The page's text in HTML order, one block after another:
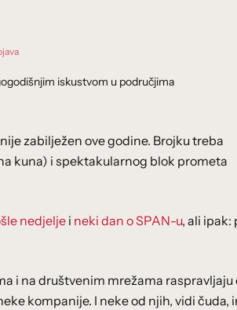
iskustvom u područjima
zabilježen ove godine. Brojku treba
kuna) i spektakularnog blok prometa
nedjeljei neki dan o SPAN-u, ali ipak:
i na društvenim mrežama raspravljaju
kompanije. I neke od njih, vidi čuda,